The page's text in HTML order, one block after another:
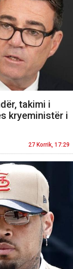
takimi i
kryeministër i
27 Korrik, 17:29